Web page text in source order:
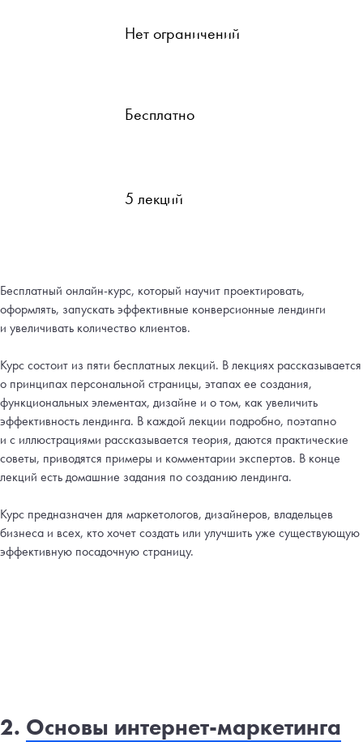
Нет ограничений
Бесплатно
5 лекций
Бесплатный онлайн-курс, который научит проектировать,
оформлять, запускать эффективные конверсионные лендинги
и увеличивать количество клиентов.
Курс состоит из пяти бесплатных лекций. В лекциях рассказывается
о принципах персональной страницы, этапах ее создания,
функциональных элементах, дизайне и о том, как увеличить
эффективность лендинга. В каждой лекции подробно, поэтапно
и с иллюстрациями рассказывается теория, даются практические
советы, приводятся примеры и комментарии экспертов. В конце
лекций есть домашние задания по созданию лендинга.
Курс предназначен для маркетологов, дизайнеров, владельцев
бизнеса и всех, кто хочет создать или улучшить уже существующую
эффективную посадочную страницу.
2. Основы интернет-маркетинга